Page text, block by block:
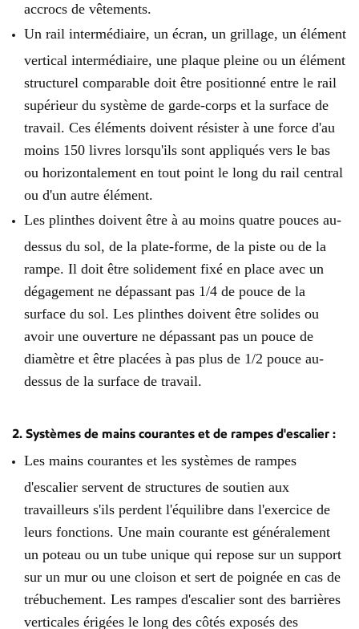
accrocs de vêtements.
Un rail intermédiaire, un écran, un grillage, un élément
vertical intermédiaire, une plaque pleine ou un élément
structurel comparable doit être positionné entre le rail
supérieur du système de garde-corps et la surface de
travail. Ces éléments doivent résister à une force d'au
moins 150 livres lorsqu'ils sont appliqués vers le bas
ou horizontalement en tout point le long du rail central
ou d'un autre élément.
Les plinthes doivent être à au moins quatre pouces au-
dessus du sol, de la plate-forme, de la piste ou de la
rampe. Il doit être solidement fixé en place avec un
dégagement ne dépassant pas 1/4 de pouce de la
surface du sol. Les plinthes doivent être solides ou
avoir une ouverture ne dépassant pas un pouce de
diamètre et être placées à pas plus de 1/2 pouce au-
dessus de la surface de travail.
2. Systèmes de mains courantes et de rampes d'escalier :
Les mains courantes et les systèmes de rampes
d'escalier servent de structures de soutien aux
travailleurs s'ils perdent l'équilibre dans l'exercice de
leurs fonctions. Une main courante est généralement
un poteau ou un tube unique qui repose sur un support
sur un mur ou une cloison et sert de poignée en cas de
trébuchement. Les rampes d'escalier sont des barrières
verticales érigées le long des côtés exposés des